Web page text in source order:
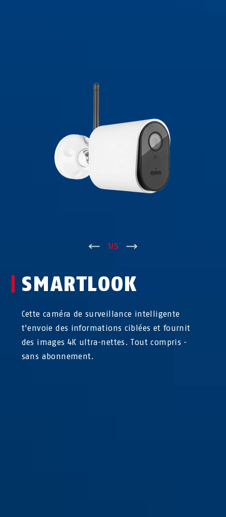
↑ 1/5
SMARTLOOK
Cette caméra de surveillance intelligente
t'envoie des informations ciblées et fournit
des images 4K ultra-nettes. Tout compris -
sans abonnement.